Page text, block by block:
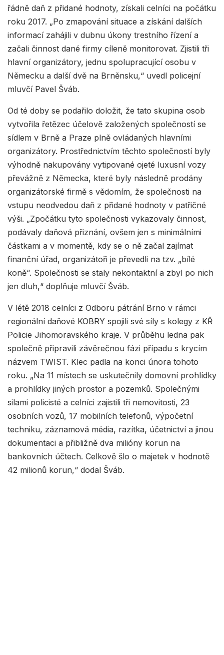
řádně daň z přidané hodnoty, získali celníci na počátku
roku 2017. „Po zmapování situace a získání dalších
informací zahájili v dubnu úkony trestního řízení a
začali činnost dané firmy cíleně monitorovat. Zjistili tři
hlavní organizátory, jednu spolupracující osobu v
Německu a další dvě na Brněnsku,“ uvedl policejní
mluvčí Pavel Šváb.
Od té doby se podařilo doložit, že tato skupina osob
vytvořila řetězec účelově založených společností se
sídlem v Brně a Praze plně ovládaných hlavními
organizátory. Prostřednictvím těchto společností byly
výhodně nakupovány vytipované ojeté luxusní vozy
převážně z Německa, které byly následně prodány
organizátorské firmě s vědomím, že společnosti na
vstupu neodvedou daň z přidané hodnoty v patřičné
výši. „Zpočátku tyto společnosti vykazovaly činnost,
podávaly daňová přiznání, ovšem jen s minimálními
částkami a v momentě, kdy se o ně začal zajímat
finanční úřad, organizátoři je převedli na tzv. „bílé
koně“. Společnosti se staly nekontaktní a zbyl po nich
jen dluh,“ doplňuje mluvčí Šváb.
V létě 2018 celníci z Odboru pátrání Brno v rámci
regionální daňové KOBRY spojili své síly s kolegy z KŘ
Policie Jihomoravského kraje. V průběhu ledna pak
společně připravili závěrečnou fázi případu s krycím
názvem TWIST. Klec padla na konci února tohoto
roku. „Na 11 místech se uskutečnily domovní prohlídky
a prohlídky jiných prostor a pozemků. Společnými
silami policisté a celníci zajistili tři nemovitosti, 23
osobních vozů, 17 mobilních telefonů, výpočetní
techniku, záznamová média, razítka, účetnictví a jinou
dokumentaci a přibližně dva milióny korun na
bankovních účtech. Celkově šlo o majetek v hodnotě
42 milionů korun,“ dodal Šváb.